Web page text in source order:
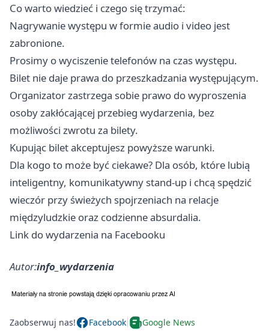
Co warto wiedzieć i czego się trzymać:
Nagrywanie występu w formie audio i video jest
zabronione.
Prosimy o wyciszenie telefonów na czas występu.
Bilet nie daje prawa do przeszkadzania występującym.
Organizator zastrzega sobie prawo do wyproszenia
osoby zakłócającej przebieg wydarzenia, bez
możliwości zwrotu za bilety.
Kupując bilet akceptujesz powyższe warunki.
Dla kogo to może być ciekawe? Dla osób, które lubią
inteligentny, komunikatywny stand-up i chcą spędzić
wieczór przy świeżych spojrzeniach na relacje
międzyludzkie oraz codzienne absurdalia.
Link do wydarzenia na Facebooku
Autor:info_wydarzenia
Zaobserwuj nas! Facebook Google News